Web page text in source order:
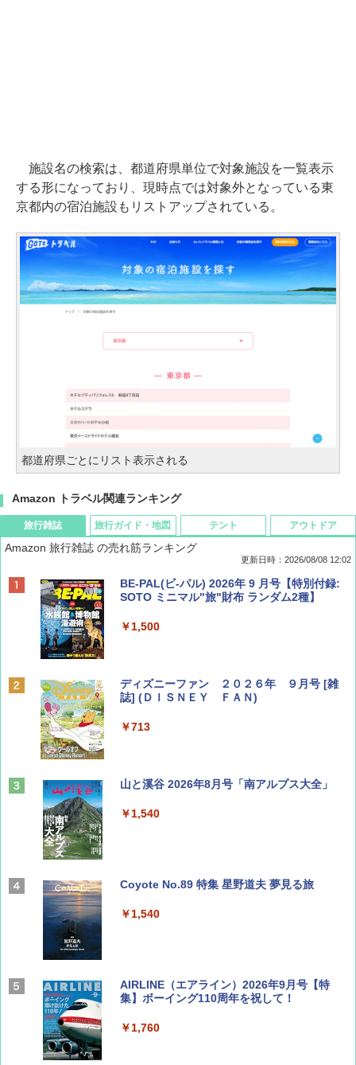
施設名の検索は、都道府県単位で対象施設を一覧表示
する形になっており、現時点では対象外となっている東
京都内の宿泊施設もリストアップされている。
都道府県ごとにリスト表示される
Amazon トラベル関連ランキング
旅行雑誌
Amazon 旅行雑誌 の売れ筋ランキング
更新日時：2026/08/08 12:02
BE-PAL(ビ-パル) 2026年 9 月号【特別付録:
SOTO ミニマル"旅"財布 ランダム2種】
￥1,500
ディズニーファン ２０２６年 ９月号 [雑
誌] (ＤＩＳＮＥＹ ＦＡＮ)
￥713
山と溪谷 2026年8月号「南アルプス大全」
￥1,540
Coyote No.89 特集 星野道夫 夢見る旅
￥1,540
AIRLINE（エアライン）2026年9月号【特
集】ボーイング110周年を祝して！
￥1,760
旅行ガイド・地図 テント アウトドア